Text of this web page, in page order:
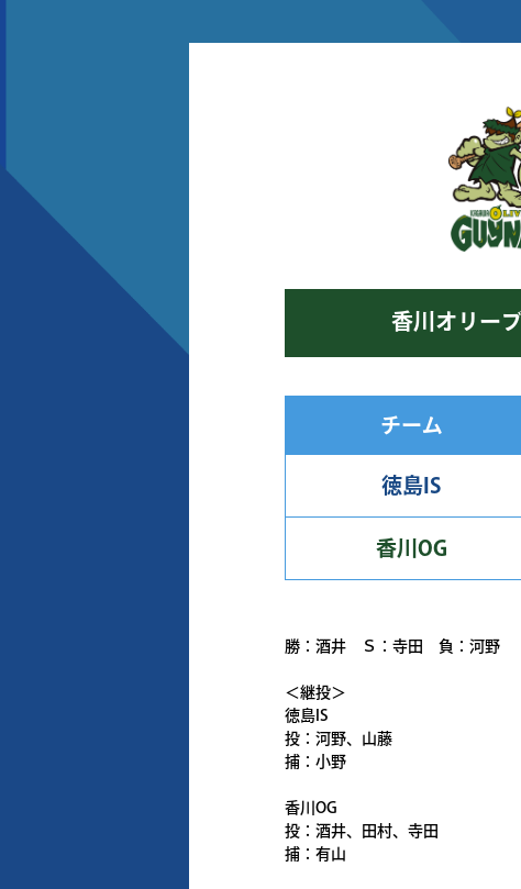
香川オリー
チーム
徳島IS
香川OG
勝：酒井 Ｓ：寺田 負：河野
＜継投＞
徳島IS
投：河野、山藤
捕：小野
香川OG
投：酒井、田村、寺田
捕：有山